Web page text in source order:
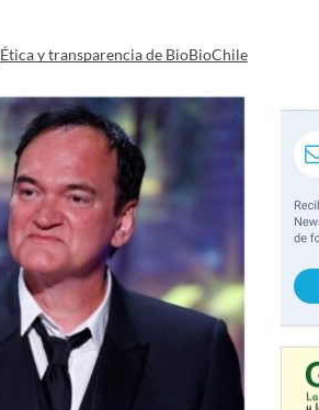
Ética y transparencia de BioBioChile